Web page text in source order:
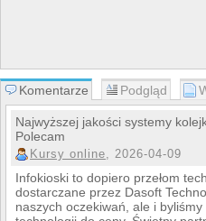
Komentarze Podgląd
Najwyższej jakości systemy
Polecam
Kursy online, 2026-04-09
Infokioski to dopiero przełom
dostarczane przez Dasoft
naszych oczekiwań, ale i